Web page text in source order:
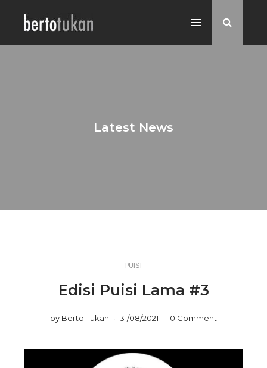
Latest News
PUISI
Edisi Puisi Lama #3
by Berto Tukan 31/08/2021 0 Comment